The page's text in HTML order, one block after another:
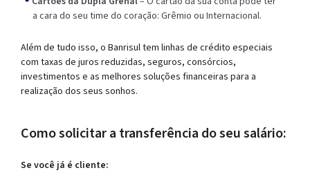
a cara do seu time do coração: Grêmio ou Internacional.
Além de tudo isso, o Banrisul tem linhas de crédito especiais
com taxas de juros reduzidas, seguros, consórcios,
investimentos e as melhores soluções financeiras para a
realização dos seus sonhos.
Como solicitar a transferência do seu salário:
Se você já é cliente: